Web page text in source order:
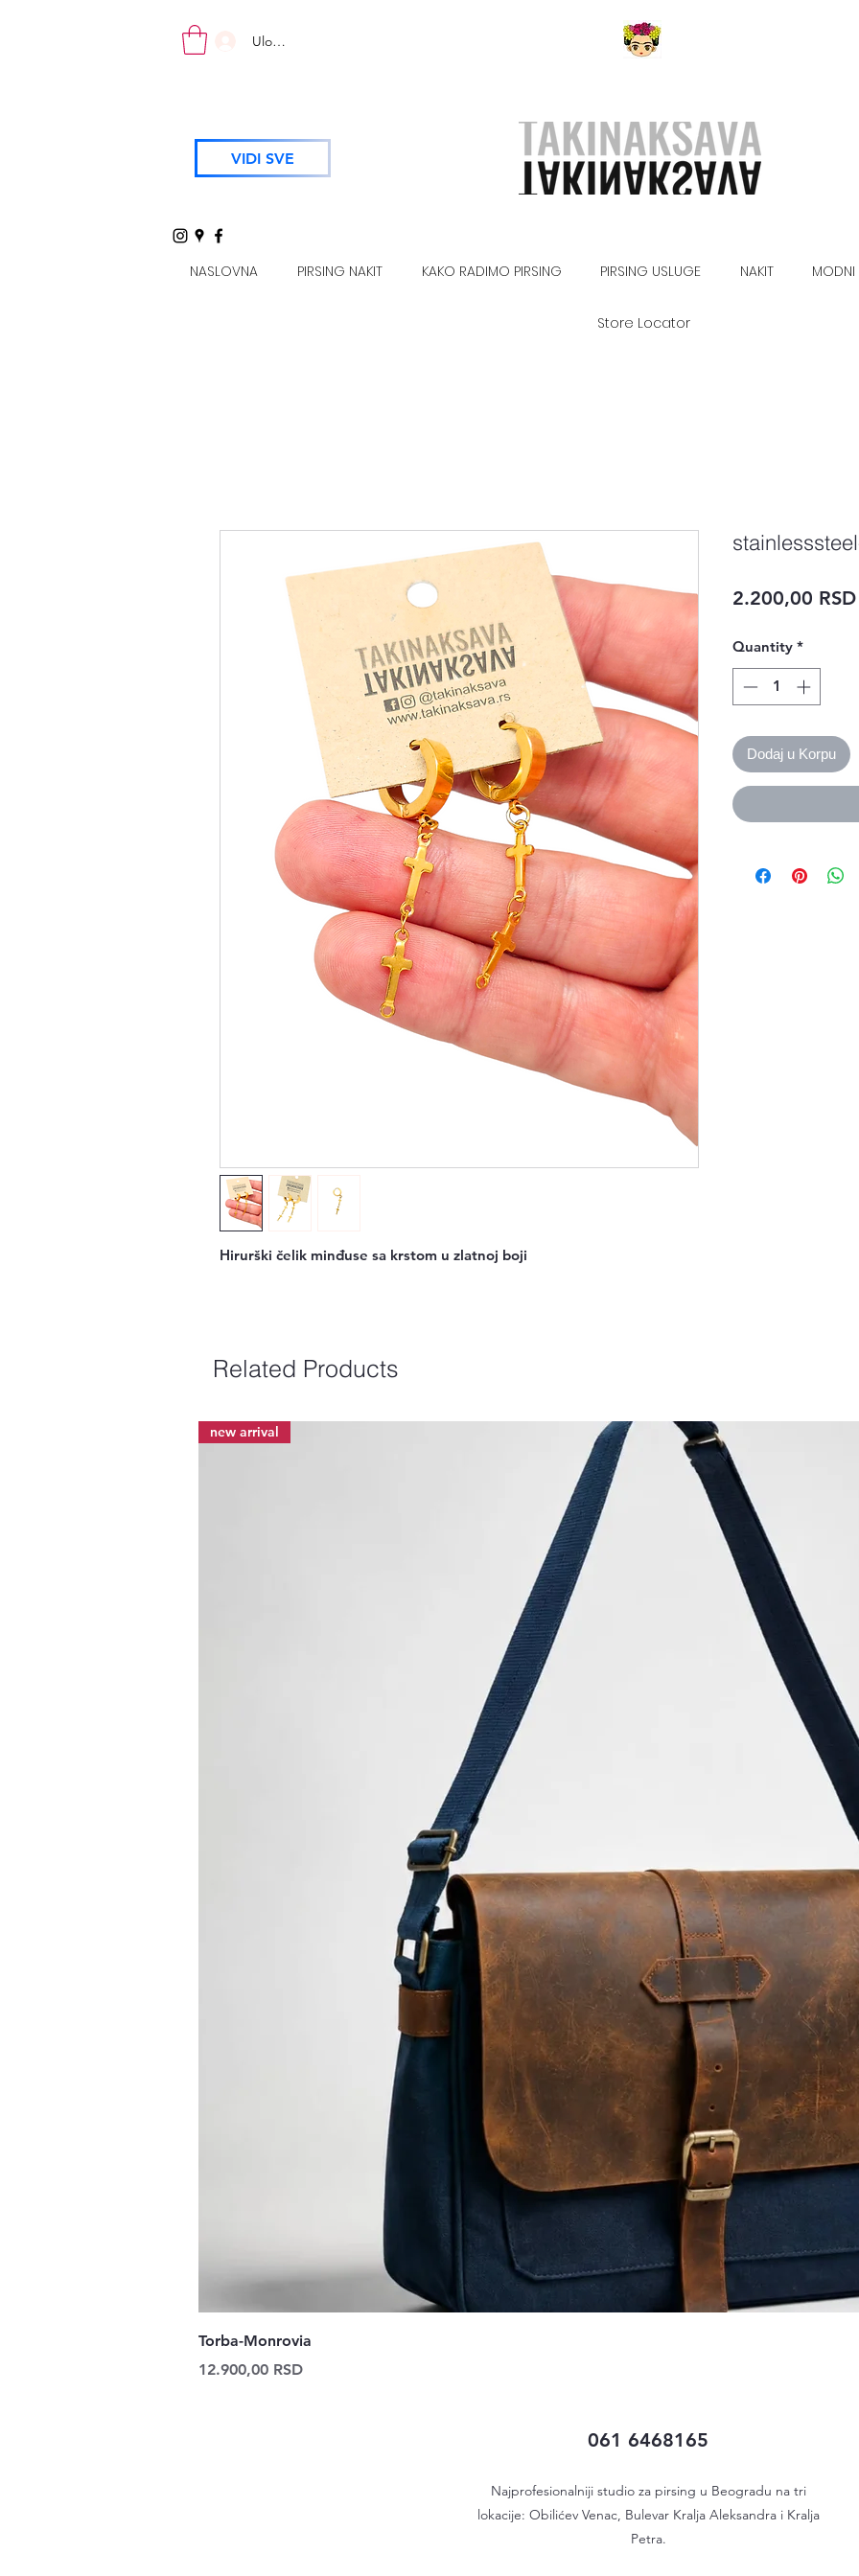
Uloguj se
VIDI SVE
NASLOVNA PIRSING NAKIT KAKO RADIMO PIRSING PIRSING USLUGE NAKIT MODNI
Store Locator
Hirurški čelik minđuse sa krstom u zlatnoj boji
2.200,00 RSD
Quantity *
Dodaj u Korpu
Related Products
new arrival
Torba-Monrovia
Price
12.900,00 RSD
061 6468165
Najprofesionalniji studio za pirsing u Beogradu na tri
lokacije: Obilićev Venac, Bulevar Kralja Aleksandra i Kralja
Petra.